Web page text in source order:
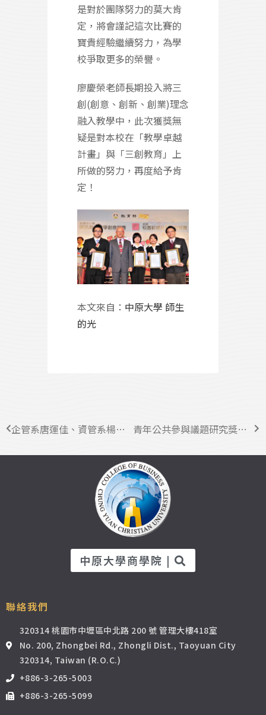
是對於團隊努力的莫大肯
定，將會謹記這次比賽的
寶貴經驗繼續努力，為學
校爭取更多的榮譽。
廖慶榮老師長期投入將三
創(創意、創新、創業)理念
融入教學中，此次獲獎無
疑是對本校在「教學卓越
計畫」與「三創教育」上
所做的努力，再度給予肯
定！
本文來自： 中原大學 師生
的光
企管系唐運佳、資管系楊妍鈴榮獲「全人標竿獎」 青年公共參與議題研究獎助 資管系吳肇銘老師指導研究生羅惠玲榮獲首獎
中原大學商學院 |
聯絡我們
320314 桃園市中壢區中北路 200 號 管理大樓418室
No. 200, Zhongbei Rd., Zhongli Dist., Taoyuan City
320314, Taiwan (R.O.C.)
+886-3-265-5003
+886-3-265-5099